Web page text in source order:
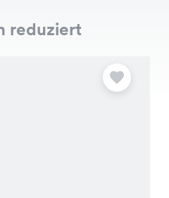
reduziert